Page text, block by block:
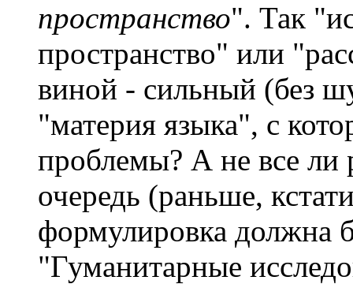
пространство". Так
пространство" или
виной - сильный (без
"материя языка", с
проблемы? А не все ли
очередь (раньше,
формулировка должна
"Гуманитарные